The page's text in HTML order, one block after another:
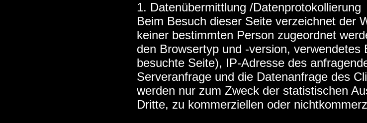
1. Datenübermittlung /Datenprotokollierung
Beim Besuch dieser Seite verzeichnet der
keiner bestimmten Person zugeordnet
den Browsertyp und -version,
besuchte Seite), IP-Adresse des
Serveranfrage und die Datenanfrage des
werden nur zum Zweck der statistischen
Dritte, zu kommerziellen oder